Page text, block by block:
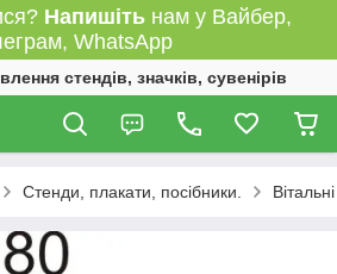
Напишітьнам у Вайбер,
WhatsApp
стендів, значків, сувенірів
Стенди, плакати, посібники.